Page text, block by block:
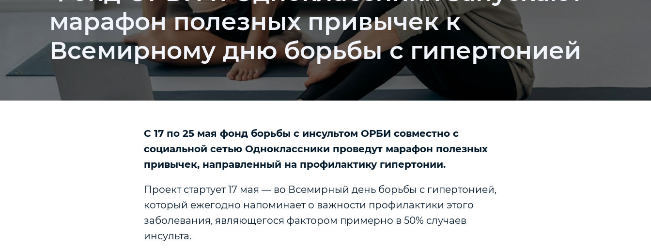
марафон полезных привычек к
Всемирному дню борьбы с гипертонией
С 17 по 25 мая фонд борьбы с инсультом ОРБИ совместно с
социальной сетью Одноклассники проведут марафон полезных
привычек, направленный на профилактику гипертонии.
Проект стартует 17 мая — во Всемирный день борьбы с гипертонией,
который ежегодно напоминает о важности профилактики этого
заболевания, являющегося фактором примерно в 50% случаев
инсульта.